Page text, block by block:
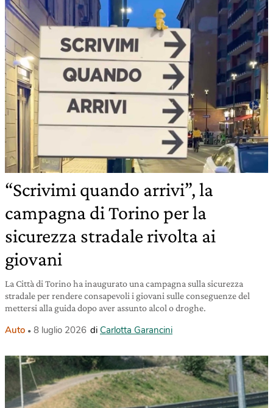
“Scrivimi quando arrivi”, la
campagna di Torino per la
sicurezza stradale rivolta ai
giovani
La Città di Torino ha inaugurato una campagna sulla sicurezza
stradale per rendere consapevoli i giovani sulle conseguenze del
mettersi alla guida dopo aver assunto alcol o droghe.
Auto 8 luglio 2026 di Carlotta Garancini